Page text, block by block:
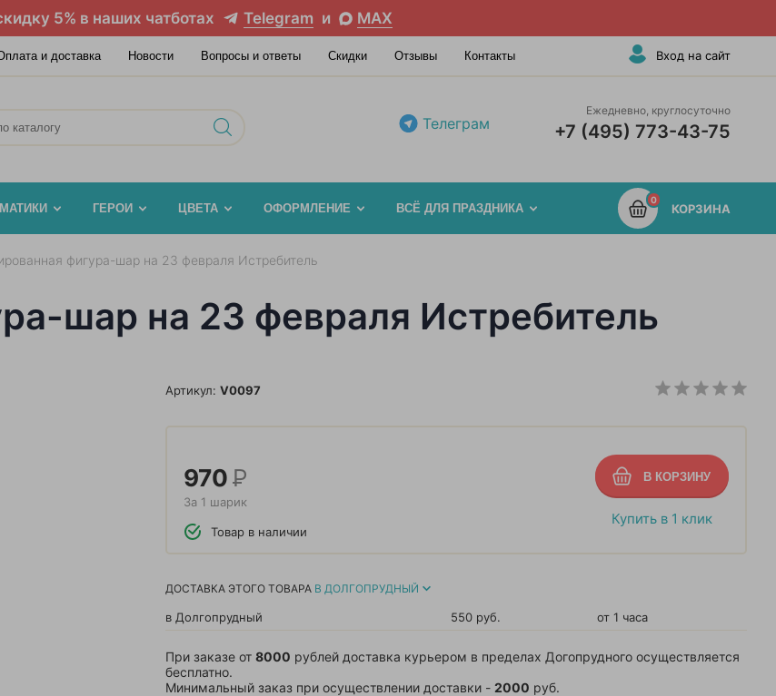
5% в наших чатботах Telegram и MAX
и доставка Новости Вопросы и ответы Скидки Отзывы Контакты Вход на сайт
Телеграм
Ежедневно, круглосуточно
+7 (495) 773-43-75
0
КОРЗИНА
ГЕРОИ ЦВЕТА ОФОРМЛЕНИЕ ВСЁ ДЛЯ ПРАЗДНИКА
фигура-шар на 23 февраля Истребитель
шар на 23 февраля Истребитель
Артикул: V0097
Купить в 1 клик
970Р
За 1 шарик
Товар в наличии
ДОСТАВКА ЭТОГО ТОВАРА В ДОЛГОПРУДНЫЙ
в Долгопрудный 550 руб. от 1 часа
При заказе от 8000 рублей доставка курьером в пределах Догопрудного осуществляется
бесплатно.
Минимальный заказ при осуществлении доставки - 2000 руб.